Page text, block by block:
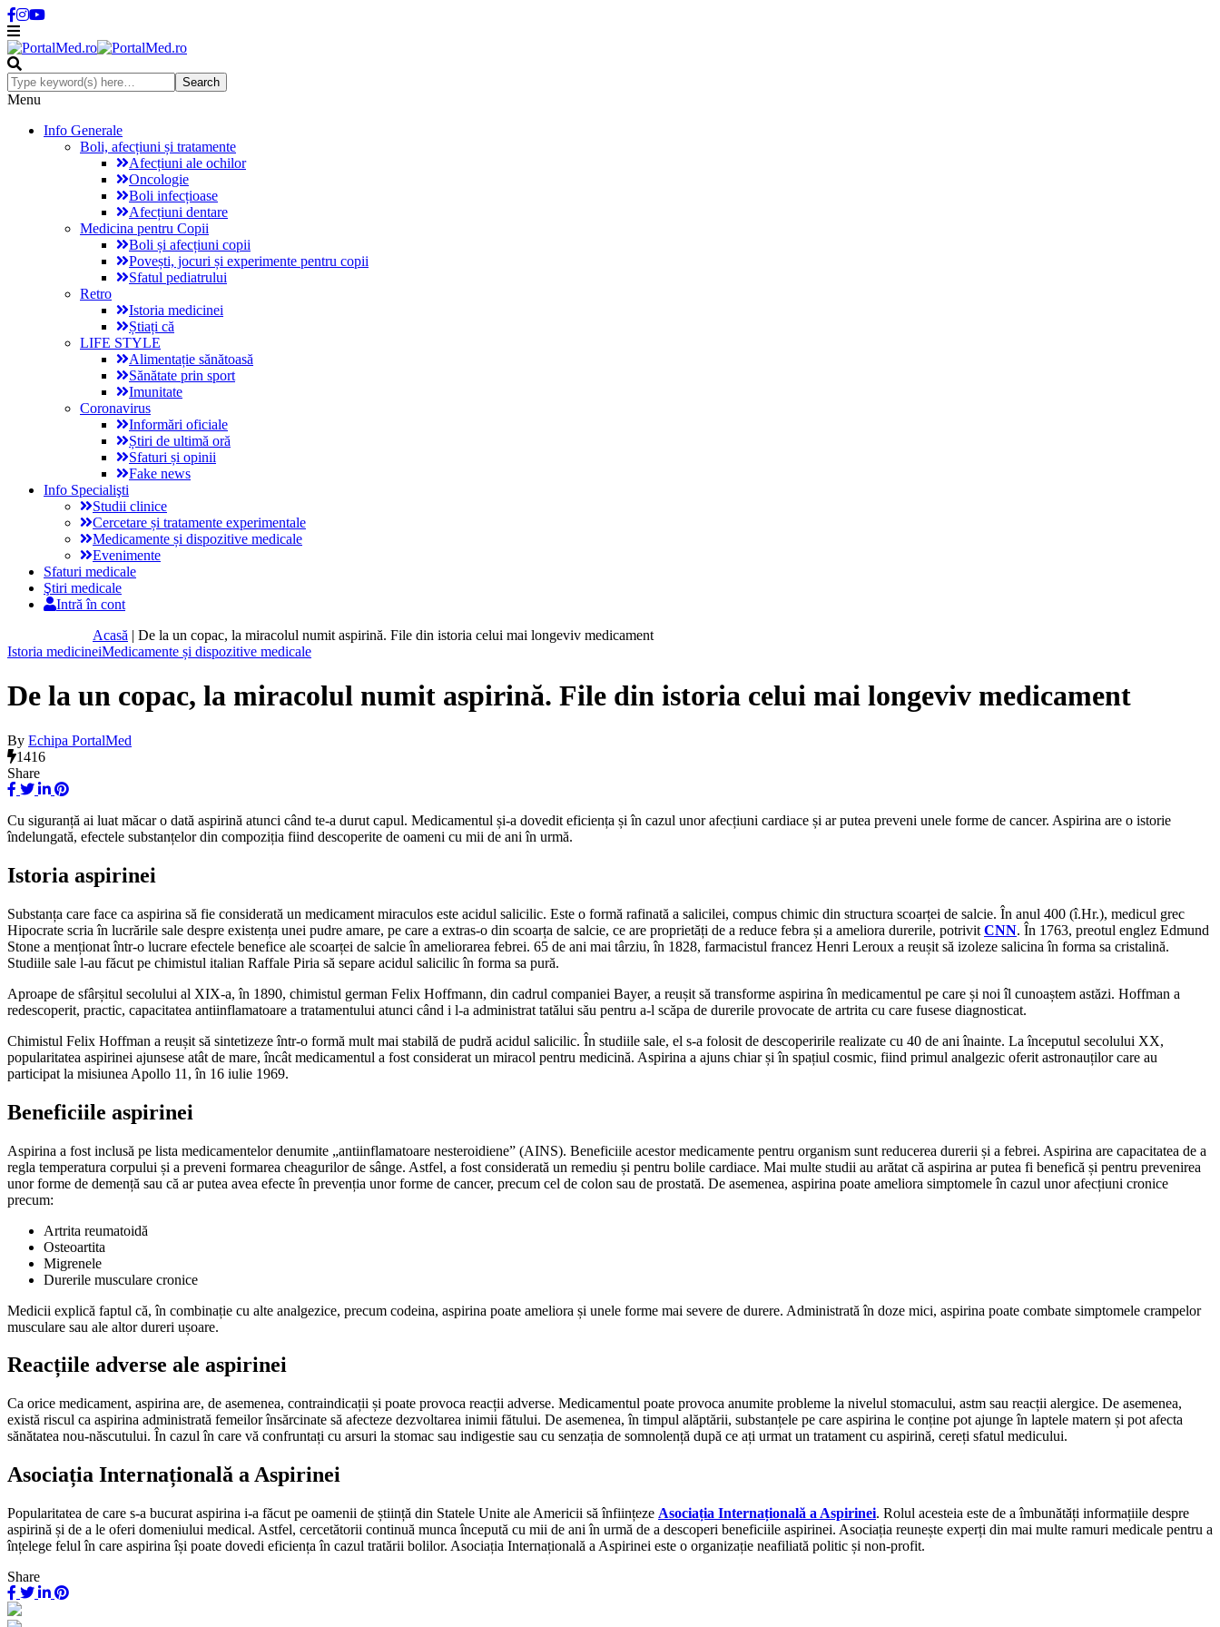
Menu
Info Generale
Boli, afecțiuni și tratamente
Afecțiuni ale ochilor
Oncologie
Boli infecțioase
Afecțiuni dentare
Medicina pentru Copii
Boli și afecțiuni copii
Povești, jocuri și experimente pentru copii
Sfatul pediatrului
Retro
Istoria medicinei
Știați că
LIFE STYLE
Alimentație sănătoasă
Sănătate prin sport
Imunitate
Coronavirus
Informări oficiale
Știri de ultimă oră
Sfaturi și opinii
Fake news
Info Specialişti
Studii clinice
Cercetare și tratamente experimentale
Medicamente și dispozitive medicale
Evenimente
Sfaturi medicale
Ştiri medicale
Intră în cont
Acasă | De la un copac, la miracolul numit aspirină. File din istoria celui mai longeviv medicament
Istoria medicineiMedicamente și dispozitive medicale
De la un copac, la miracolul numit aspirină. File din istoria celui mai longeviv medicament
By Echipa PortalMed
1416
Share
Cu siguranță ai luat măcar o dată aspirină atunci când te-a durut capul. Medicamentul și-a dovedit eficiența și în cazul unor afecțiuni cardiace și ar putea preveni unele forme de cancer. Aspirina are o istorie
îndelungată, efectele substanțelor din compoziția fiind descoperite de oameni cu mii de ani în urmă.
Istoria aspirinei
Substanța care face ca aspirina să fie considerată un medicament miraculos este acidul salicilic. Este o formă rafinată a salicilei, compus chimic din structura scoarței de salcie. În anul 400 (î.Hr.), medicul grec
Hipocrate scria în lucrările sale despre existența unei pudre amare, pe care a extras-o din scoarța de salcie, ce are proprietăți de a reduce febra și a ameliora durerile, potrivit CNN. În 1763, preotul englez Edmund
Stone a menționat într-o lucrare efectele benefice ale scoarței de salcie în ameliorarea febrei. 65 de ani mai târziu, în 1828, farmacistul francez Henri Leroux a reușit să izoleze salicina în forma sa cristalină.
Studiile sale l-au făcut pe chimistul italian Raffale Piria să separe acidul salicilic în forma sa pură.
Aproape de sfârșitul secolului al XIX-a, în 1890, chimistul german Felix Hoffmann, din cadrul companiei Bayer, a reușit să transforme aspirina în medicamentul pe care și noi îl cunoaștem astăzi. Hoffman a
redescoperit, practic, capacitatea antiinflamatoare a tratamentului atunci când i l-a administrat tatălui său pentru a-l scăpa de durerile provocate de artrita cu care fusese diagnosticat.
Chimistul Felix Hoffman a reușit să sintetizeze într-o formă mult mai stabilă de pudră acidul salicilic. În studiile sale, el s-a folosit de descoperirile realizate cu 40 de ani înainte. La începutul secolului XX,
popularitatea aspirinei ajunsese atât de mare, încât medicamentul a fost considerat un miracol pentru medicină. Aspirina a ajuns chiar și în spațiul cosmic, fiind primul analgezic oferit astronauților care au
participat la misiunea Apollo 11, în 16 iulie 1969.
Beneficiile aspirinei
Aspirina a fost inclusă pe lista medicamentelor denumite „antiinflamatoare nesteroidiene” (AINS). Beneficiile acestor medicamente pentru organism sunt reducerea durerii și a febrei. Aspirina are capacitatea de a
regla temperatura corpului și a preveni formarea cheagurilor de sânge. Astfel, a fost considerată un remediu și pentru bolile cardiace. Mai multe studii au arătat că aspirina ar putea fi benefică și pentru prevenirea
unor forme de demență sau că ar putea avea efecte în prevenția unor forme de cancer, precum cel de colon sau de prostată. De asemenea, aspirina poate ameliora simptomele în cazul unor afecțiuni cronice
precum:
Artrita reumatoidă
Osteoartita
Migrenele
Durerile musculare cronice
Medicii explică faptul că, în combinație cu alte analgezice, precum codeina, aspirina poate ameliora și unele forme mai severe de durere. Administrată în doze mici, aspirina poate combate simptomele crampelor
musculare sau ale altor dureri ușoare.
Reacțiile adverse ale aspirinei
Ca orice medicament, aspirina are, de asemenea, contraindicații și poate provoca reacții adverse. Medicamentul poate provoca anumite probleme la nivelul stomacului, astm sau reacții alergice. De asemenea,
există riscul ca aspirina administrată femeilor însărcinate să afecteze dezvoltarea inimii fătului. De asemenea, în timpul alăptării, substanțele pe care aspirina le conține pot ajunge în laptele matern și pot afecta
sănătatea nou-născutului. În cazul în care vă confruntați cu arsuri la stomac sau indigestie sau cu senzația de somnolență după ce ați urmat un tratament cu aspirină, cereți sfatul medicului.
Asociația Internațională a Aspirinei
Popularitatea de care s-a bucurat aspirina i-a făcut pe oamenii de știință din Statele Unite ale Americii să înființeze Asociația Internațională a Aspirinei. Rolul acesteia este de a îmbunătăți informațiile despre
aspirină și de a le oferi domeniului medical. Astfel, cercetătorii continuă munca începută cu mii de ani în urmă de a descoperi beneficiile aspirinei. Asociația reunește experți din mai multe ramuri medicale pentru a
înțelege felul în care aspirina își poate dovedi eficiența în cazul tratării bolilor. Asociația Internațională a Aspirinei este o organizație neafiliată politic și non-profit.
Share